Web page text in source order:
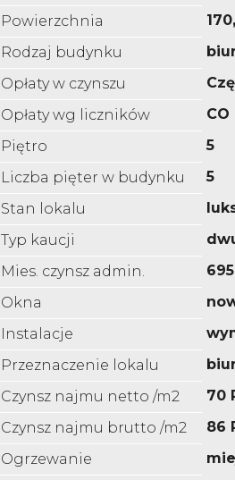
Powierzchnia
Rodzaj budynku
Opłaty w czynszu
Opłaty wg liczników
CO
Piętro
5
Liczba pięter w budynku
5
Stan lokalu
Typ kaucji
Mies. czynsz admin.
Okna
Instalacje
Przeznaczenie lokalu
Czynsz najmu netto /m2
70
Czynsz najmu brutto /m2
86
Ogrzewanie